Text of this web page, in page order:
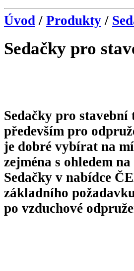
Úvod / Produkty /
Sedačky pro
Sedačky pro stavební
především pro
je dobré vybírat na
zejména s ohledem
Sedačky v nabídce
základního
po vzduchové